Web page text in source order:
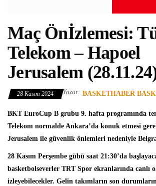
Maç Önİzlemesi:
Telekom – Hapoel
Jerusalem
28 Kasım 2024 Yazar: BASKETHABER
BKT EuroCup B grubu 9. hafta programında
Telekom normalde Ankara’da konuk etmesi
Jerusalem ile güvenlik önlemleri nedeniyle
28 Kasım Perşembe gübü saat 21:30’da
basketbolseverler TRT Spor ekranlarında canlı
izleyebilecekler. Gelin takımların son